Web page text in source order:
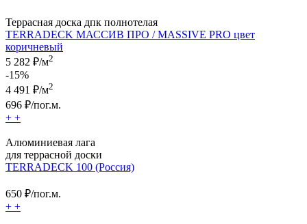
Террасная доска дпк полнотелая
TERRADECK МАССИВ ПРО / MASSIVE PRO цвет
коричневый
5 282 ₽/м2
-15%
4 491 ₽/м2
696 ₽/пог.м.
+ +
Алюминиевая лага
для террасной доски
TERRADECK 100 (Россия)
650 ₽/пог.м.
+ +